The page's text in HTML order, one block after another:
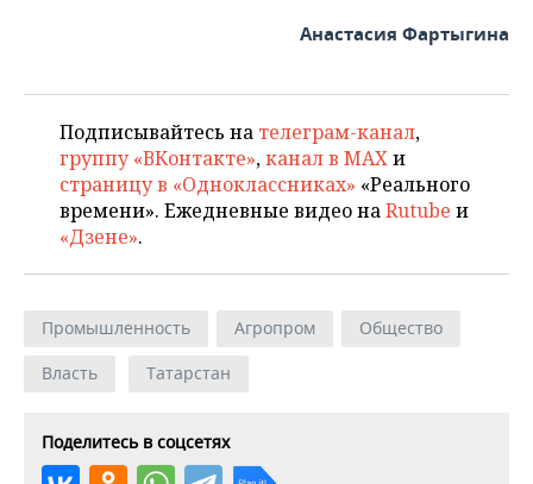
Анастасия Фартыгина
Подписывайтесь на телеграм-канал,
группу «ВКонтакте»,канал в MAXи
страницу в «Одноклассниках» «Реального
времени». Ежедневные видео наRutube и
«Дзене».
Промышленность Агропром
Общество
Власть
Татарстан
Поделитесь в соцсетях